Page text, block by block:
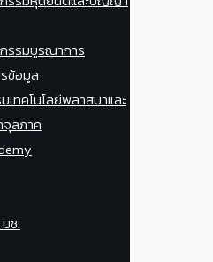
รรมบูรณาการ
ข้อมูล
เทคโนโลยีพลาสมาและ
ลภาค
ช.